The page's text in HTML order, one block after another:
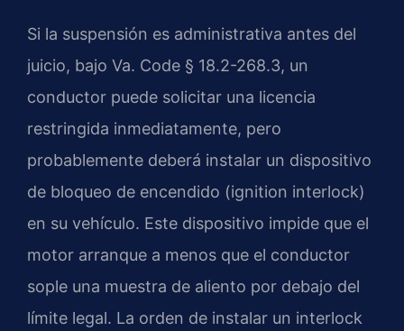
Si la suspensión es administrativa antes del
juicio, bajo Va. Code § 18.2-268.3, un
conductor puede solicitar una licencia
restringida inmediatamente, pero
probablemente deberá instalar un dispositivo
de bloqueo de encendido (ignition interlock)
en su vehículo. Este dispositivo impide que el
motor arranque a menos que el conductor
sople una muestra de aliento por debajo del
límite legal. La orden de instalar un interlock